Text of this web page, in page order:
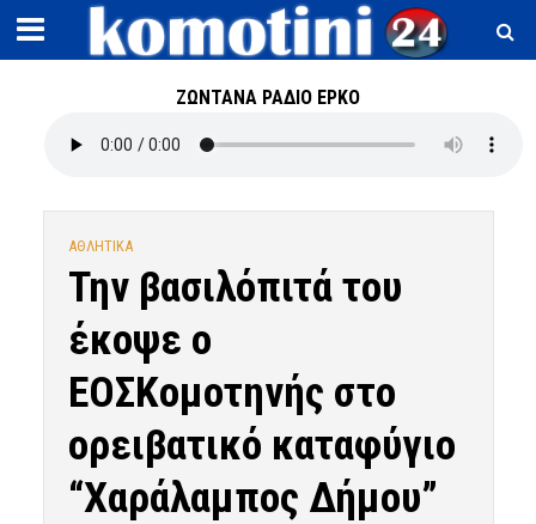
ΖΩΝΤΑΝΑ ΡΑΔΙΟ ΕΡΚΟ
ΑΘΛΗΤΙΚΑ
Την βασιλόπιτά του
έκοψε ο
ΕΟΣΚομοτηνής στο
ορειβατικό καταφύγιο
“Χαράλαμπος Δήμου”